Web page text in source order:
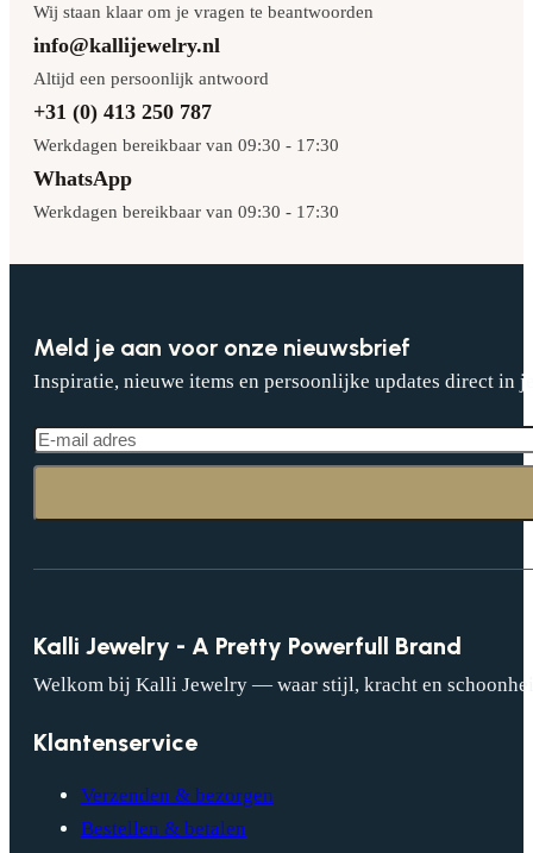
Wij staan klaar om je vragen te beantwoorden
info@kallijewelry.nl
Altijd een persoonlijk antwoord
+31 (0) 413 250 787
Werkdagen bereikbaar van 09:30 - 17:30
WhatsApp
Werkdagen bereikbaar van 09:30 - 17:30
Meld je aan voor onze nieuwsbrief
Inspiratie, nieuwe items en persoonlijke updates direct in
Kalli Jewelry - A Pretty Powerfull Brand
Welkom bij Kalli Jewelry — waar stijl, kracht en
Klantenservice
Verzenden & bezorgen
Bestellen & betalen